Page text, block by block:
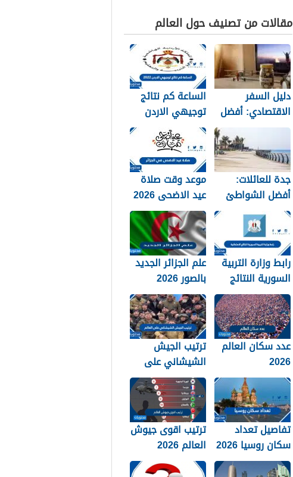
مقالات من تصنيف حول العالم
دليل السفر
الاقتصادي: أفضل
النصائح لتوفير
الساعة كم نتائج
توجيهي الاردن
2026
جدة للعائلات:
أفضل الشواطئ
والأنشطة على
كورنيش البحر
الأحمر
موعد وقت صلاة
عيد الاضحى 2026
في الجزائر لجميع
المحافظات
بالتفصيل 1448
رابط وزارة التربية
السورية النتائج
الامتحانية 2026
علم الجزائر الجديد
بالصور 2026
عدد سكان العالم
2026
ترتيب الجيش
الشيشاني على
العالم 2026
تفاصيل تعداد
سكان روسيا 2026
ترتيب اقوى جيوش
العالم 2026